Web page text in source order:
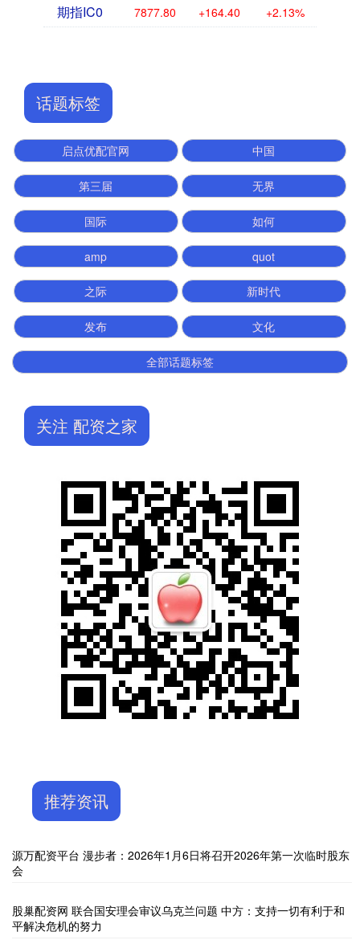
期指IC0 7877.80 +164.40 +2.13%
话题标签
启点优配官网 中国
第三届 无界
国际 如何
amp quot
之际 新时代
发布 文化
全部话题标签
关注 配资之家
推荐资讯
源万配资平台 漫步者：2026年1月6日将召开2026年第一次临时股东
会
股巢配资网 联合国安理会审议乌克兰问题 中方：支持一切有利于和
平解决危机的努力